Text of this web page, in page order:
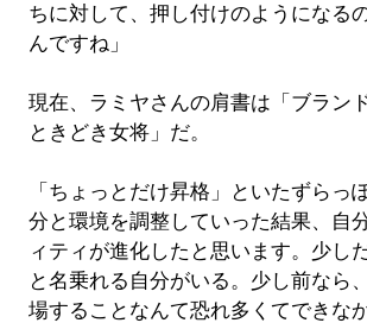
ちに対して、押し付けのようになる
んですね」
現在、ラミヤさんの肩書は「ブラン
ときどき女将」だ。
「ちょっとだけ昇格」といたずらっ
分と環境を調整していった結果、自
ィティが進化したと思います。少し
と名乗れる自分がいる。少し前なら
場することなんて恐れ多くてできな